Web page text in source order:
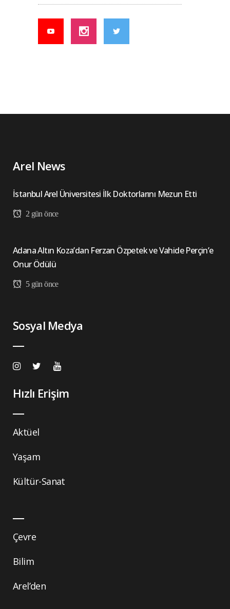
Arel News
İstanbul Arel Üniversitesi İlk Doktorlarını Mezun Etti
2 gün önce
Adana Altın Koza’dan Ferzan Özpetek ve Vahide Perçin’e
Onur Ödülü
5 gün önce
Sosyal Medya
Hızlı Erişim
Aktüel
Yaşam
Kültür-Sanat
Çevre
Bilim
Arel’den